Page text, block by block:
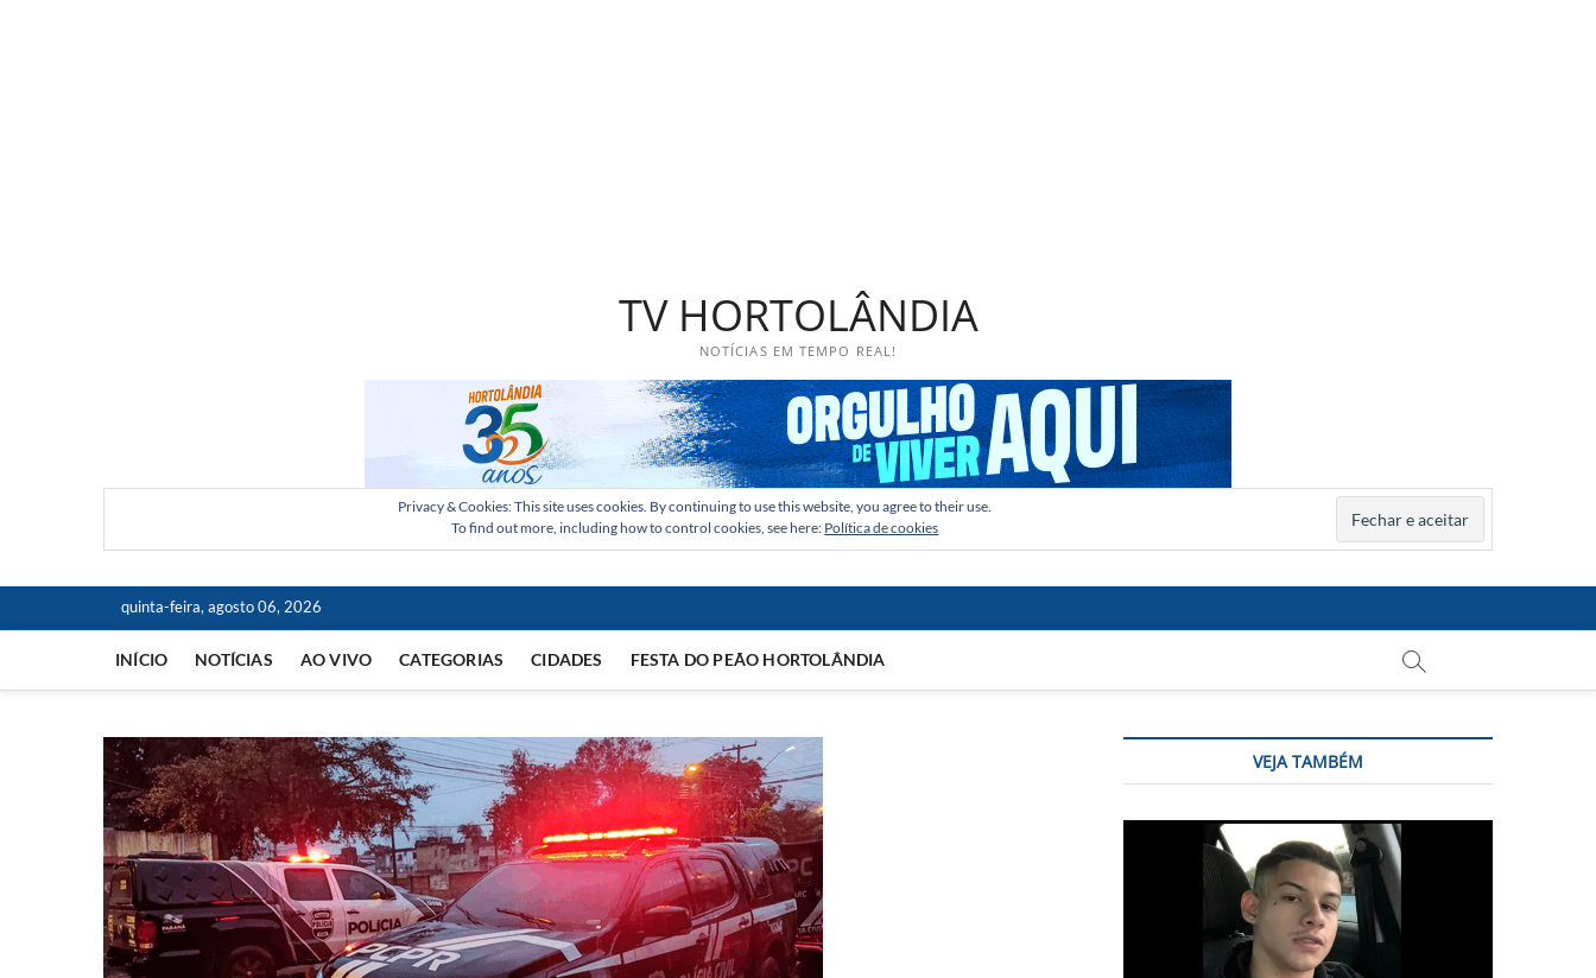
TV HORTOLÂNDIA
NOTÍCIAS EM TEMPO REAL!
Privacy & Cookies: This site uses cookies. By continuing to use this website, you agree to their use.
To find out more, including how to control cookies, see here: Política de cookies
quinta-feira, agosto 06, 2026
INÍCIO NOTÍCIAS AO VIVO CATEGORIAS CIDADES FESTA DO PEÃO HORTOLÂNDIA
VEJA TAMBÉM